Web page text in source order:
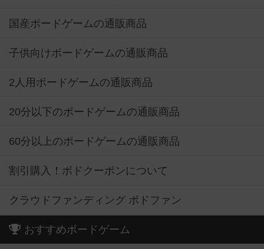
国産ボードゲームの通販商品
子供向けボードゲームの通販商品
2人用ボードゲームの通販商品
20分以下のボードゲームの通販商品
60分以上のボードゲームの通販商品
割引購入！ボドクーポンについて
クラウドファンディング ボドファン
おすすめボードゲーム